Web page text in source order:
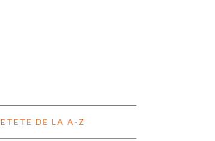
DE LA A-Z